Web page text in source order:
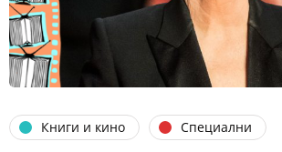
Книги и кино Специални